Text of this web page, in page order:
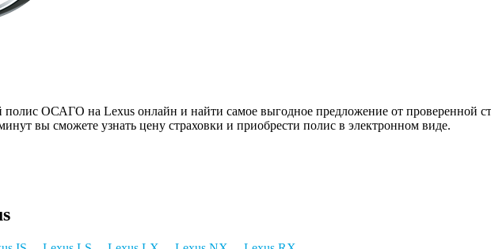
полис ОСАГО на Lexus онлайн и найти самое выгодное предложение от проверенной
вы сможете узнать цену страховки и приобрести полис в электронном виде.